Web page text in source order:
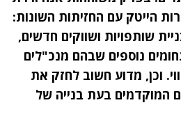
הייטק עם החזיתות השונות:
שותפויות ושווקים חדשים,
נוספים שבהם מנכ"לים
וכן, מדוע חשוב לחזק את
בעת בנייה של